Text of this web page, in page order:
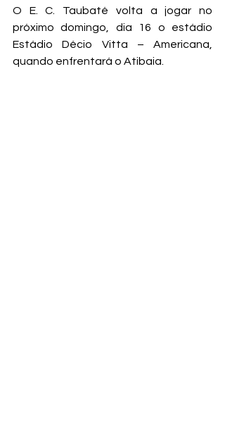
O E. C. Taubaté volta a jogar no
Estádio Décio Vitta – Americana,
quando enfrentará o Atibaia.